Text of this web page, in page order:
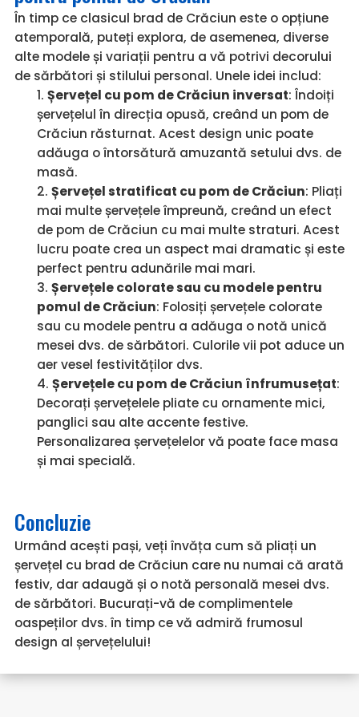
În timp ce clasicul brad de Crăciun este o opțiune
atemporală, puteți explora, de asemenea, diverse
alte modele și variații pentru a vă potrivi decorului
de sărbători și stilului personal. Unele idei includ:
Șervețel cu pom de Crăciun inversat: Îndoiți
șervețelul în direcția opusă, creând un pom de
Crăciun răsturnat. Acest design unic poate
adăuga o întorsătură amuzantă setului dvs. de
masă.
Șervețel stratificat cu pom de Crăciun: Pliați
mai multe șervețele împreună, creând un efect
de pom de Crăciun cu mai multe straturi. Acest
lucru poate crea un aspect mai dramatic și este
perfect pentru adunările mai mari.
Șervețele colorate sau cu modele pentru
pomul de Crăciun: Folosiți șervețele colorate
sau cu modele pentru a adăuga o notă unică
mesei dvs. de sărbători. Culorile vii pot aduce un
aer vesel festivităților dvs.
Șervețele cu pom de Crăciun înfrumusețat:
Decorați șervețelele pliate cu ornamente mici,
panglici sau alte accente festive.
Personalizarea șervețelelor vă poate face masa
și mai specială.
Concluzie
Urmând acești pași, veți învăța cum să pliați un
șervețel cu brad de Crăciun care nu numai că arată
festiv, dar adaugă și o notă personală mesei dvs.
de sărbători. Bucurați-vă de complimentele
oaspeților dvs. în timp ce vă admiră frumosul
design al șervețelului!